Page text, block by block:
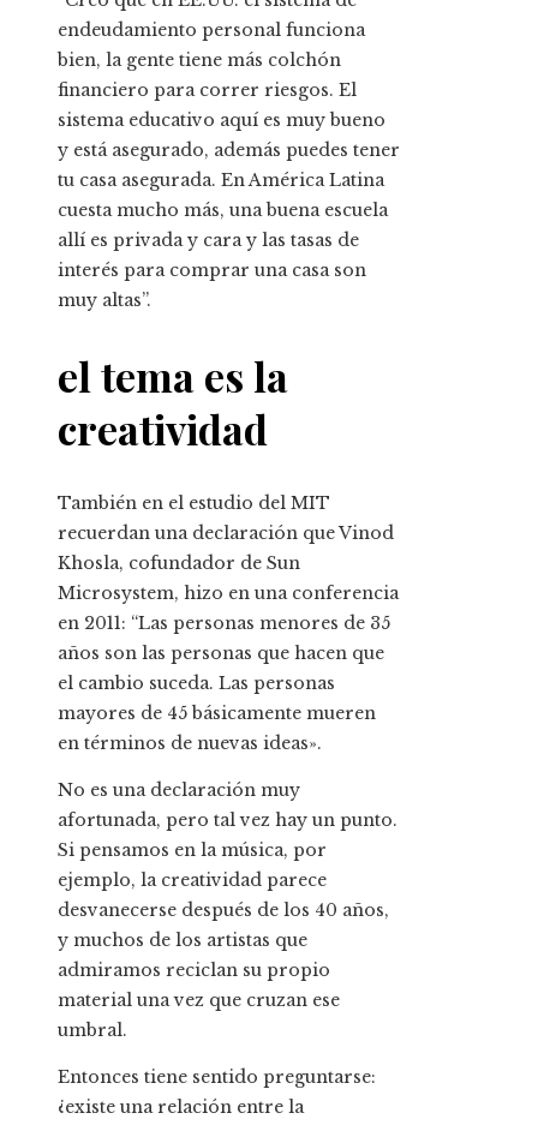
endeudamiento personal funciona
bien, la gente tiene más colchón
financiero para correr riesgos. El
sistema educativo aquí es muy bueno
y está asegurado, además puedes tener
tu casa asegurada. En América Latina
cuesta mucho más, una buena escuela
allí es privada y cara y las tasas de
interés para comprar una casa son
muy altas”.
el tema es la
creatividad
También en el estudio del MIT
recuerdan una declaración que Vinod
Khosla, cofundador de Sun
Microsystem, hizo en una conferencia
en 2011: “Las personas menores de 35
años son las personas que hacen que
el cambio suceda. Las personas
mayores de 45 básicamente mueren
en términos de nuevas ideas».
No es una declaración muy
afortunada, pero tal vez hay un punto.
Si pensamos en la música, por
ejemplo, la creatividad parece
desvanecerse después de los 40 años,
y muchos de los artistas que
admiramos reciclan su propio
material una vez que cruzan ese
umbral.
Entonces tiene sentido preguntarse:
¿existe una relación entre la